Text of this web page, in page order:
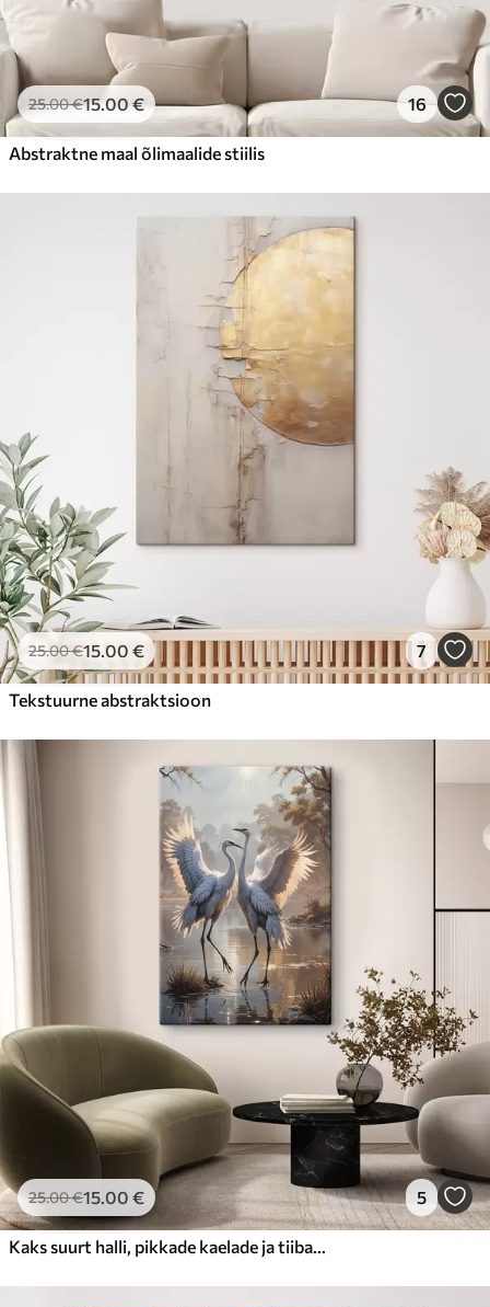
25.00€15.00€ 16
Abstraktne maal õlimaalide stiilis
25.00€15.00 € 7
Tekstuurne abstraktsioon
25.00€15.00 € 5
Kaks suurt halli, pikkade kaelade ja tiibadega kraanat, mis seisavad puudest ümbritsetud udujärves